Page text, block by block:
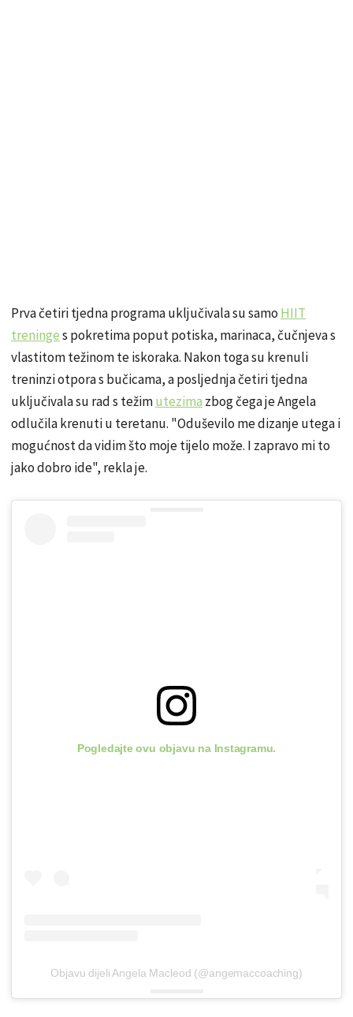
Prva četiri tjedna programa uključivala su samo HIIT
treninges pokretima poput potiska, marinaca, čučnjeva s
vlastitom težinom te iskoraka. Nakon toga su krenuli
treninzi otpora s bučicama, a posljednja četiri tjedna
uključivala su rad s težimutezima zbog čega je Angela
odlučila krenuti u teretanu. "Oduševilo me dizanje utega i
mogućnost da vidim što moje tijelo može. I zapravo mi to
jako dobro ide", rekla je.
Pogledajte ovu objavu na Instagramu.
Objavu dijeli Angela Macleod (@angemaccoaching)